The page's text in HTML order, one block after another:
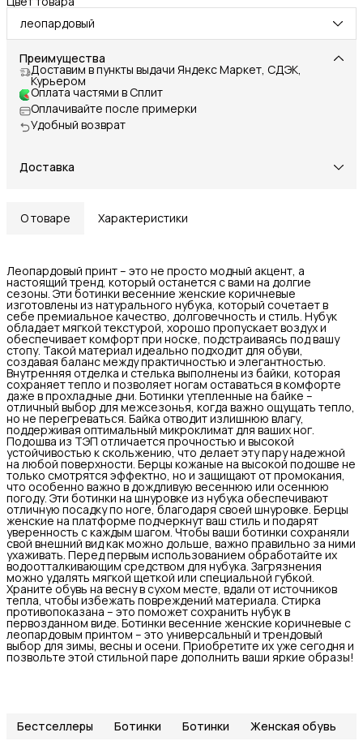
леопардовый
Преимущества
Доставим в пункты выдачи Яндекс Маркет, СДЭК,
Курьером
Оплата частями в Сплит
Оплачивайте после примерки
Удобный возврат
Доставка
О товаре Характеристики
Леопардовый принт – это не просто модный акцент, а
настоящий тренд, который останется с вами на долгие
сезоны. Эти ботинки весенние женские коричневые
изготовлены из натурального нубука, который сочетает в
себе премиальное качество, долговечность и стиль. Нубук
обладает мягкой текстурой, хорошо пропускает воздух и
обеспечивает комфорт при носке, подстраиваясь под вашу
стопу. Такой материал идеально подходит для обуви,
создавая баланс между практичностью и элегантностью.
Внутренняя отделка и стелька выполнены из байки, которая
сохраняет тепло и позволяет ногам оставаться в комфорте
даже в прохладные дни. Ботинки утепленные на байке –
отличный выбор для межсезонья, когда важно ощущать тепло,
но не перегреваться. Байка отводит излишнюю влагу,
поддерживая оптимальный микроклимат для ваших ног.
Подошва из ТЭП отличается прочностью и высокой
устойчивостью к скольжению, что делает эту пару надежной
на любой поверхности. Берцы кожаные на высокой подошве не
только смотрятся эффектно, но и защищают от промокания,
что особенно важно в дождливую весеннюю или осеннюю
погоду. Эти ботинки на шнуровке из нубука обеспечивают
отличную посадку по ноге, благодаря своей шнуровке. Берцы
женские на платформе подчеркнут ваш стиль и подарят
уверенность с каждым шагом. Чтобы ваши ботинки сохраняли
свой внешний вид как можно дольше, важно правильно за ними
ухаживать. Перед первым использованием обработайте их
водоотталкивающим средством для нубука. Загрязнения
можно удалять мягкой щеткой или специальной губкой.
Храните обувь на весну в сухом месте, вдали от источников
тепла, чтобы избежать повреждений материала. Стирка
противопоказана – это поможет сохранить нубук в
первозданном виде. Ботинки весенние женские коричневые с
леопардовым принтом – это универсальный и трендовый
выбор для зимы, весны и осени. Приобретите их уже сегодня и
позвольте этой стильной паре дополнить ваши яркие образы!
Бестселлеры Ботинки Ботинки Женская обувь